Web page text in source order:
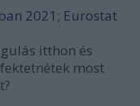
2021 ; Eurostat
itthon és
most